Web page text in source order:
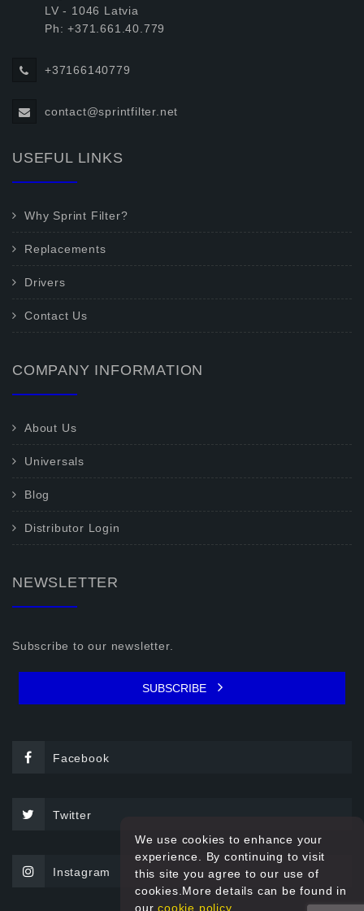
LV - 1046 Latvia
Ph: +371.661.40.779
+37166140779
contact@sprintfilter.net
USEFUL LINKS
Why Sprint Filter?
Replacements
Drivers
Contact Us
COMPANY INFORMATION
About Us
Universals
Blog
Distributor Login
NEWSLETTER
Subscribe to our newsletter.
SUBSCRIBE
Facebook
Twitter
Instagram
We use cookies to enhance your
experience. By continuing to visit
this site you agree to our use of
cookies.More details can be found in
ourcookie policy.